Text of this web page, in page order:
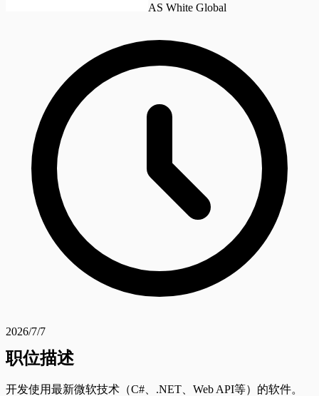
AS White Global
2026/7/7
职位描述
开发使用最新微软技术（C#、.NET、Web API等）的软件。